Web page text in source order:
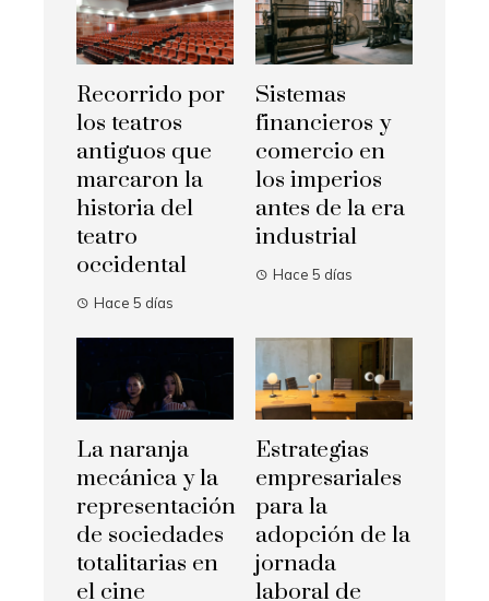
Recorrido por
los teatros
antiguos que
marcaron la
historia del
teatro
occidental
Hace 5 días
Sistemas
financieros y
comercio en
los imperios
antes de la era
industrial
Hace 5 días
La naranja
mecánica y la
representación
de sociedades
totalitarias en
el cine
Estrategias
empresariales
para la
adopción de la
jornada
laboral de